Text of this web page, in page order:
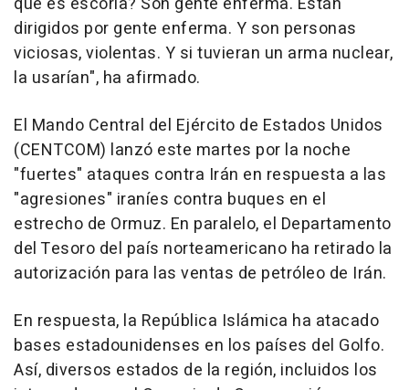
dirigidos por gente enferma. Y son personas
viciosas, violentas. Y si tuvieran un arma nuclear,
la usarían", ha afirmado.
El Mando Central del Ejército de Estados Unidos
(CENTCOM) lanzó este martes por la noche
"fuertes" ataques contra Irán en respuesta a las
"agresiones" iraníes contra buques en el
estrecho de Ormuz. En paralelo, el Departamento
del Tesoro del país norteamericano ha retirado la
autorización para las ventas de petróleo de Irán.
En respuesta, la República Islámica ha atacado
bases estadounidenses en los países del Golfo.
Así, diversos estados de la región, incluidos los